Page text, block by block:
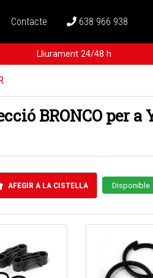
Contacte 638 966 938
Lliurament 24/48 h
BRONCO per a
AFEGIR A LA CISTELLA Disponible